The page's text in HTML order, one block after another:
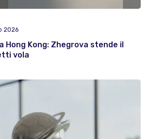
2026
Hong Kong: Zhegrova stende il
vola